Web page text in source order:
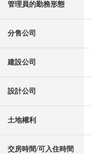
管理員的勤務形態
分售公司
建設公司
設計公司
土地權利
交房時間/可入住時間